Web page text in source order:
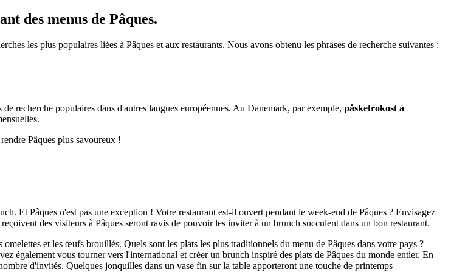
des menus de Pâques.
les plus populaires liées à Pâques et aux restaurants. Nous avons obtenu les phrases de recherche suivantes :
de recherche populaires dans d'autres langues européennes. Au Danemark, par exemple, påskefrokost à
Pâques plus savoureux !
Et Pâques n'est pas une exception ! Votre restaurant est-il ouvert pendant le week-end de Pâques ? Envisagez
des visiteurs à Pâques seront ravis de pouvoir les inviter à un brunch succulent dans un bon restaurant.
et les œufs brouillés. Quels sont les plats les plus traditionnels du menu de Pâques dans votre pays ?
également vous tourner vers l'international et créer un brunch inspiré des plats de Pâques du monde entier. En
d'invités. Quelques jonquilles dans un vase fin sur la table apporteront une touche de printemps